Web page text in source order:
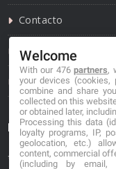
Contacto
Política de
Política de cookies
Información
*No se garantiza
Welcome
With our 476partners,
your devices (cookies,
combine and share
collected on this
or obtained later,
Processing this data
loyalty programs, IP,
geolocation, etc.)
content, commercial
(including by email,